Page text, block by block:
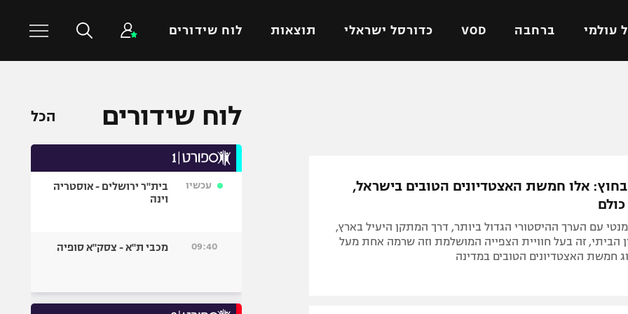
עולמי ברחבה VOD כדורסל ישראלי תוצאות לוח שידורים
ישראל
ליגה איטלקית
ליגה צרפתית
מכבי תל אביב
הפועל ירושלים
כדורסל עולמי
כדורעף
שחייה
היאבקות WWE
בחוץ: אלו חמשת האצטדיונים הטובים בישראל,
עם הערך ההיסטורי הגדול ביותר, דרך המתקן היעיל בארץ,
הביתי, זה בעל חוויית הצפייה המושלמת וזה שרמה אחת מעל
חמשת האצטדיונים הטובים במדינה
לוח שידורים הכל
עכשיו
בית"ר ירושלים - אוסטריה
וינה
09:40 מכבי ת"א - צסק"א סופיה